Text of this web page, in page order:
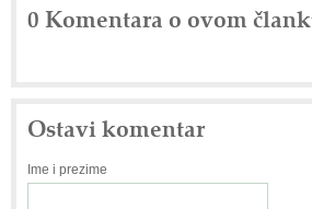
0 Komentara o ovom
Ostavi komentar
Ime i prezime